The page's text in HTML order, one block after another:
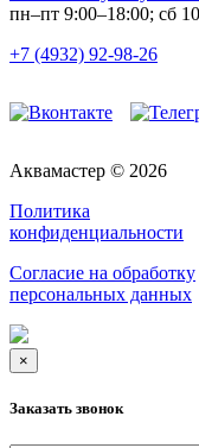
пн–пт 9:00–18:00; сб
+7 (4932) 92-98-26
Аквамастер © 2026
Политика
конфиденциальности
Согласие на обработку
персональных данных
×
Заказать звонок